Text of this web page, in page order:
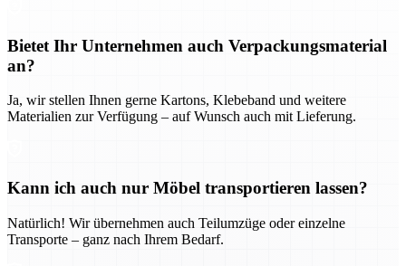
Bietet Ihr Unternehmen auch Verpackungsmaterial
an?
Ja, wir stellen Ihnen gerne Kartons, Klebeband und weitere
Materialien zur Verfügung – auf Wunsch auch mit Lieferung.
Kann ich auch nur Möbel transportieren lassen?
Natürlich! Wir übernehmen auch Teilumzüge oder einzelne
Transporte – ganz nach Ihrem Bedarf.